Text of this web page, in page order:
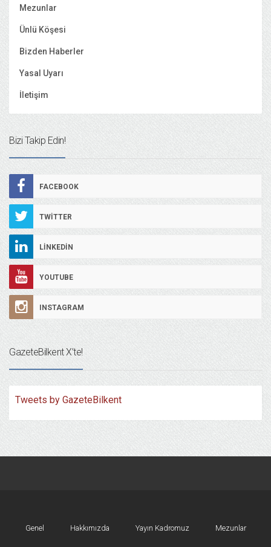
Mezunlar
Ünlü Köşesi
Bizden Haberler
Yasal Uyarı
İletişim
Bizi Takip Edin!
FACEBOOK
TWITTER
LINKEDIN
YOUTUBE
INSTAGRAM
GazeteBilkent X’te!
Tweets by GazeteBilkent
Genel Hakkımızda Yayın Kadromuz Mezunlar